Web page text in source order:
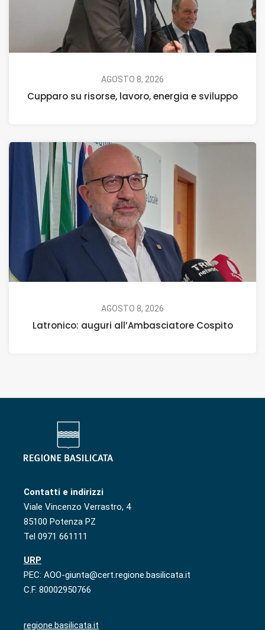
AGOSTO 8, 2026
Cupparo su risorse, lavoro, energia e sviluppo
AGOSTO 8, 2026
Latronico: auguri all’Ambasciatore Cospito
Contatti e indirizzi
Viale Vincenzo Verrastro, 4
85100 Potenza PZ
Tel 0971 661111
URP
PEC: AOO-giunta@cert.regione.basilicata.it
C.F. 80002950766
regione.basilicata.it